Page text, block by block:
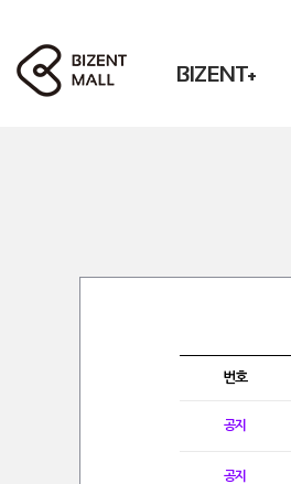
BIZENT+
DONATION
KWON EUNBI
FASHION
PRE-ORDER
번호
공지
공지